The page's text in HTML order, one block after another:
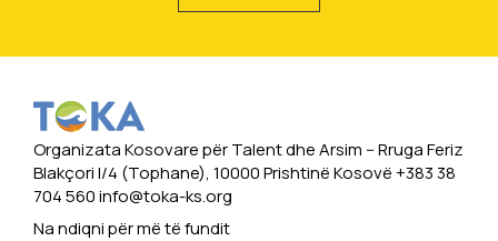
Organizata Kosovare për Talent dhe Arsim -- Rruga Feriz
Blakçori I/4 (Tophane), 10000 Prishtinë Kosovë +383 38
704 560info@toka-ks.org
Na ndiqni për më të fundit